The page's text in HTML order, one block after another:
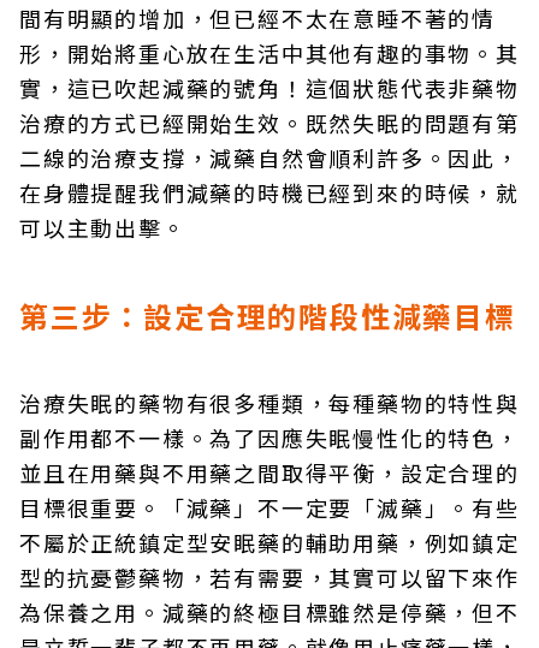
間有明顯的增加，但已經不太在意睡不著的情
形，開始將重心放在生活中其他有趣的事物。其
實，這已吹起減藥的號角！這個狀態代表非藥物
治療的方式已經開始生效。既然失眠的問題有第
二線的治療支撐，減藥自然會順利許多。因此，
在身體提醒我們減藥的時機已經到來的時候，就
可以主動出擊。
第三步：設定合理的階段性減藥目標
治療失眠的藥物有很多種類，每種藥物的特性與
副作用都不一樣。為了因應失眠慢性化的特色，
並且在用藥與不用藥之間取得平衡，設定合理的
目標很重要。「減藥」不一定要「滅藥」。有些
不屬於正統鎮定型安眠藥的輔助用藥，例如鎮定
型的抗憂鬱藥物，若有需要，其實可以留下來作
為保養之用。減藥的終極目標雖然是停藥，但不